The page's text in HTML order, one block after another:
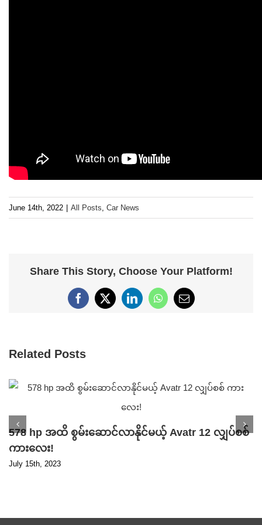
June 14th, 2022 All Posts, Car News
Share This Story, Choose Your Platform!
Facebook
X LinkedInWhatsApp
Email
Related Posts
578 hp အထိ စွမ်းဆောင်လာနိုင်မယ့် Avatr 12 လျှပ်စစ်
ကားလေး!
July 15th, 2023